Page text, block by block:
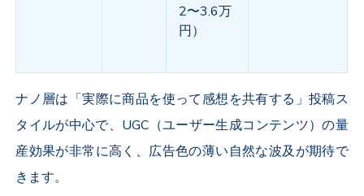
2〜3.6万
円）
ナノ層は「実際に商品を使って感想を共有する」投稿ス
タイルが中心で、 UGC （ユーザー生成コンテンツ）の量
産効果が非常に高く、広告色の薄い自然な波及が期待で
きます。